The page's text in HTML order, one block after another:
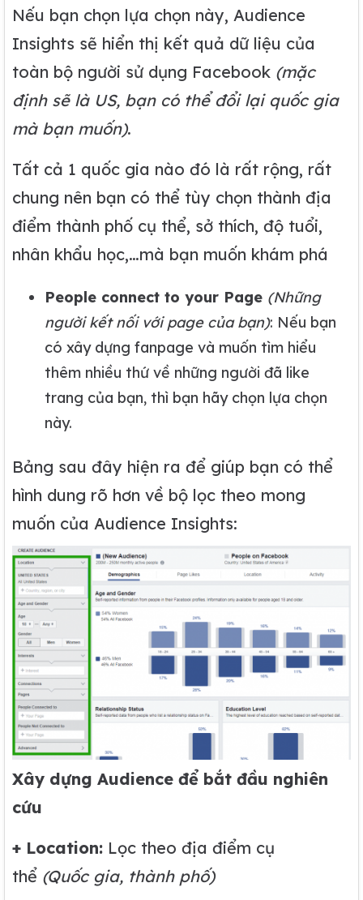
Nếu bạn chọn lựa chọn này, Audience
Insights sẽ hiển thị kết quả dữ liệu của
toàn bộ người sử dụng Facebook (mặc
định sẽ là US, bạn có thể đổi lại quốc gia
mà bạn muốn).
Tất cả 1 quốc gia nào đó là rất rộng, rất
chung nên bạn có thể tùy chọn thành địa
điểm thành phố cụ thể, sở thích, độ tuổi,
nhân khẩu học,…mà bạn muốn khám phá
People connect to your Page (Những
người kết nối với page của bạn): Nếu bạn
có xây dựng fanpage và muốn tìm hiểu
thêm nhiều thứ về những người đã like
trang của bạn, thì bạn hãy chọn lựa chọn
này.
Bảng sau đây hiện ra để giúp bạn có thể
hình dung rõ hơn về bộ lọc theo mong
muốn của Audience Insights:
Xây dựng Audience để bắt đầu nghiên
cứu
+ Location: Lọc theo địa điểm cụ
thể (Quốc gia, thành phố)